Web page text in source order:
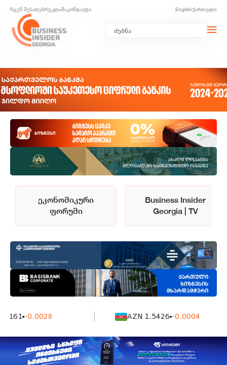
ჩვენ შესახებრეკლამაკონტაქტი Englishქართული
ეკონომიკური
ფორუმი
Business Insider
Georgia | TV
-0.0028 AZN 1.5426 -0.0004